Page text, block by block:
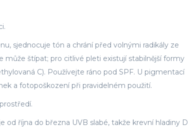
sjednocuje tón a chrání před volnými radikály ze
může štípat; pro citlivé pleti existují stabilnější formy
C). Používejte ráno pod SPF. U pigmentací
a fotopoškození při pravidelném použití.
října do března UVB slabé, takže krevní hladiny D